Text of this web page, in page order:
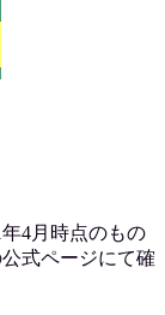
4月時点のもの
式ページにて確